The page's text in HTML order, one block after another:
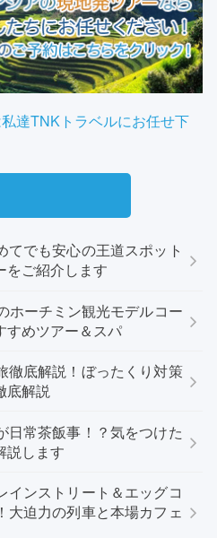
達TNKトラベルにお任せ下
でも安心の王道スポット
をご紹介します
ホーチミン観光モデルコー
すめツアー＆スパ
徹底解説！ぼったくり対策
底解説
日常茶飯事！？気をつけた
説します
インストリート＆エッグコ
大迫力の列車と本場カフェ